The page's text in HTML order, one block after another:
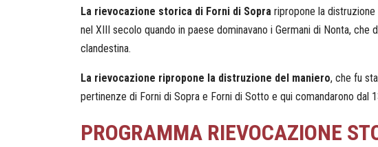
La rievocazione storica di Forni di Sopra ripropone la
nel XIII secolo quando in paese dominavano i Germani di Nonta,
clandestina.
La rievocazione ripropone la distruzione del maniero, che fu
pertinenze di Forni di Sopra e Forni di Sotto e qui comandarono dal
PROGRAMMA RIEVOCAZIONE